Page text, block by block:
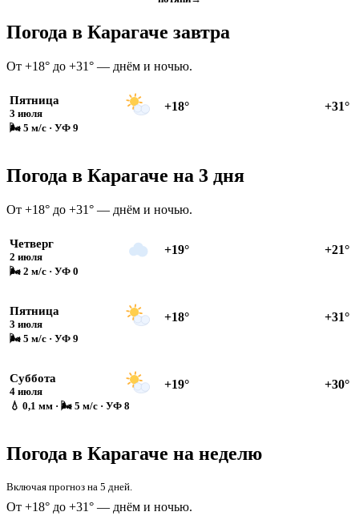
Погода в Карагаче завтра
От +18° до +31° — днём и ночью.
Пятница
3 июля +18° +31°
🌬 5 м/с · УФ 9
Погода в Карагаче на 3 дня
От +18° до +31° — днём и ночью.
Четверг
2 июля +19° +21°
🌬 2 м/с · УФ 0
Пятница
3 июля +18° +31°
🌬 5 м/с · УФ 9
Суббота
4 июля +19° +30°
💧 0,1 мм · 🌬 5 м/с · УФ 8
Погода в Карагаче на неделю
Включая прогноз на 5 дней.
От +18° до +31° — днём и ночью.